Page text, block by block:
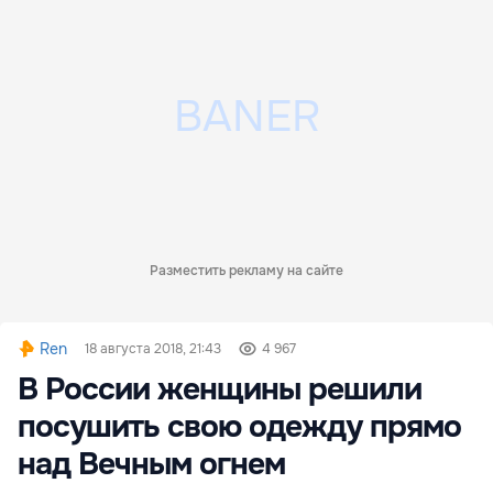
Разместить рекламу на сайте
Ren 18 августа 2018, 21:43 4 967
В России женщины решили
посушить свою одежду прямо
над Вечным огнем